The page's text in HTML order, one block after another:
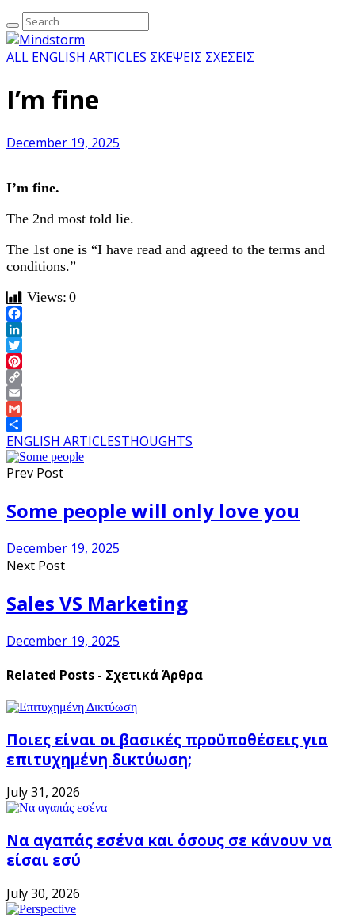
ALL ENGLISH ARTICLES ΣΚΕΨΕΙΣ ΣΧΕΣΕΙΣ
I’m fine
December 19, 2025
I’m fine.
The 2nd most told lie.
The 1st one is “I have read and agreed to the terms and
conditions.”
Views: 0
Facebook
LinkedIn
Twitter
Pinterest
Copy
Link
Email
Gmail
Share
ENGLISH ARTICLESTHOUGHTS
Prev Post
Some people will only love you
December 19, 2025
Next Post
Sales VS Marketing
December 19, 2025
Related Posts - Σχετικά Άρθρα
Ποιες είναι οι βασικές προϋποθέσεις για
επιτυχημένη δικτύωση;
July 31, 2026
Να αγαπάς εσένα και όσους σε κάνουν να
είσαι εσύ
July 30, 2026